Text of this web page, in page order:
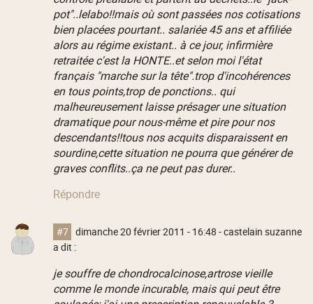
pot"..lelabo!!mais où sont passées nos cotisations
bien placées pourtant.. salariée 45 ans et affiliée
alors au régime existant.. à ce jour, infirmière
retraitée c'est la HONTE..et selon moi l'état
français "marche sur la tête".trop d'incohérences
en tous points,trop de ponctions.. qui
malheureusement laisse présager une situation
dramatique pour nous-même et pire pour nos
descendants!!tous nos acquits disparaissent en
sourdine,cette situation ne pourra que générer de
graves conflits..ça ne peut pas durer..
Répondre
#7 dimanche 20 février 2011 - 16:48 - castelain suzanne
a dit :
je souffre de chondrocalcinose,artrose vieille
comme le monde incurable, mais qui peut être